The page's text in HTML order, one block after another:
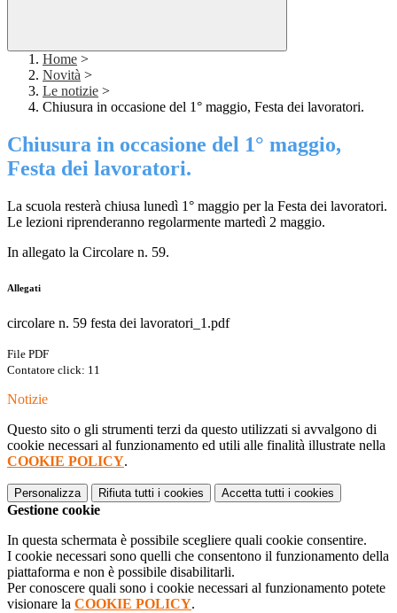
Home >
Novità >
Le notizie >
Chiusura in occasione del 1° maggio, Festa dei lavoratori.
Chiusura in occasione del 1° maggio,
Festa dei lavoratori.
La scuola resterà chiusa lunedì 1° maggio per la Festa dei lavoratori.
Le lezioni riprenderanno regolarmente martedì 2 maggio.
In allegato la Circolare n. 59.
Allegati
circolare n. 59 festa dei lavoratori_1.pdf
File PDF
Contatore click: 11
Notizie
Questo sito o gli strumenti terzi da questo utilizzati si avvalgono di
cookie necessari al funzionamento ed utili alle finalità illustrate nella
COOKIE POLICY.
Personalizza Rifiuta tutti i cookies Accetta tutti i cookies
Gestione cookie
In questa schermata è possibile scegliere quali cookie consentire.
I cookie necessari sono quelli che consentono il funzionamento della
piattaforma e non è possibile disabilitarli.
Per conoscere quali sono i cookie necessari al funzionamento potete
visionare la COOKIE POLICY.